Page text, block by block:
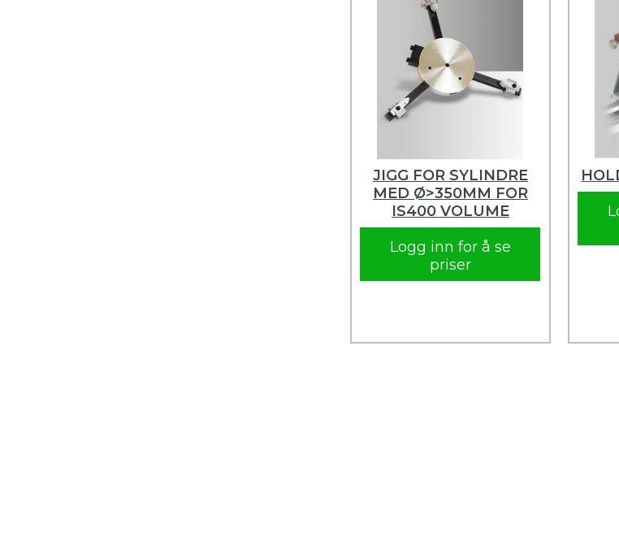
JIGG FOR SYLINDRE
MED Ø>350MM FOR
IS400 VOLUME
Logg inn for å se
priser